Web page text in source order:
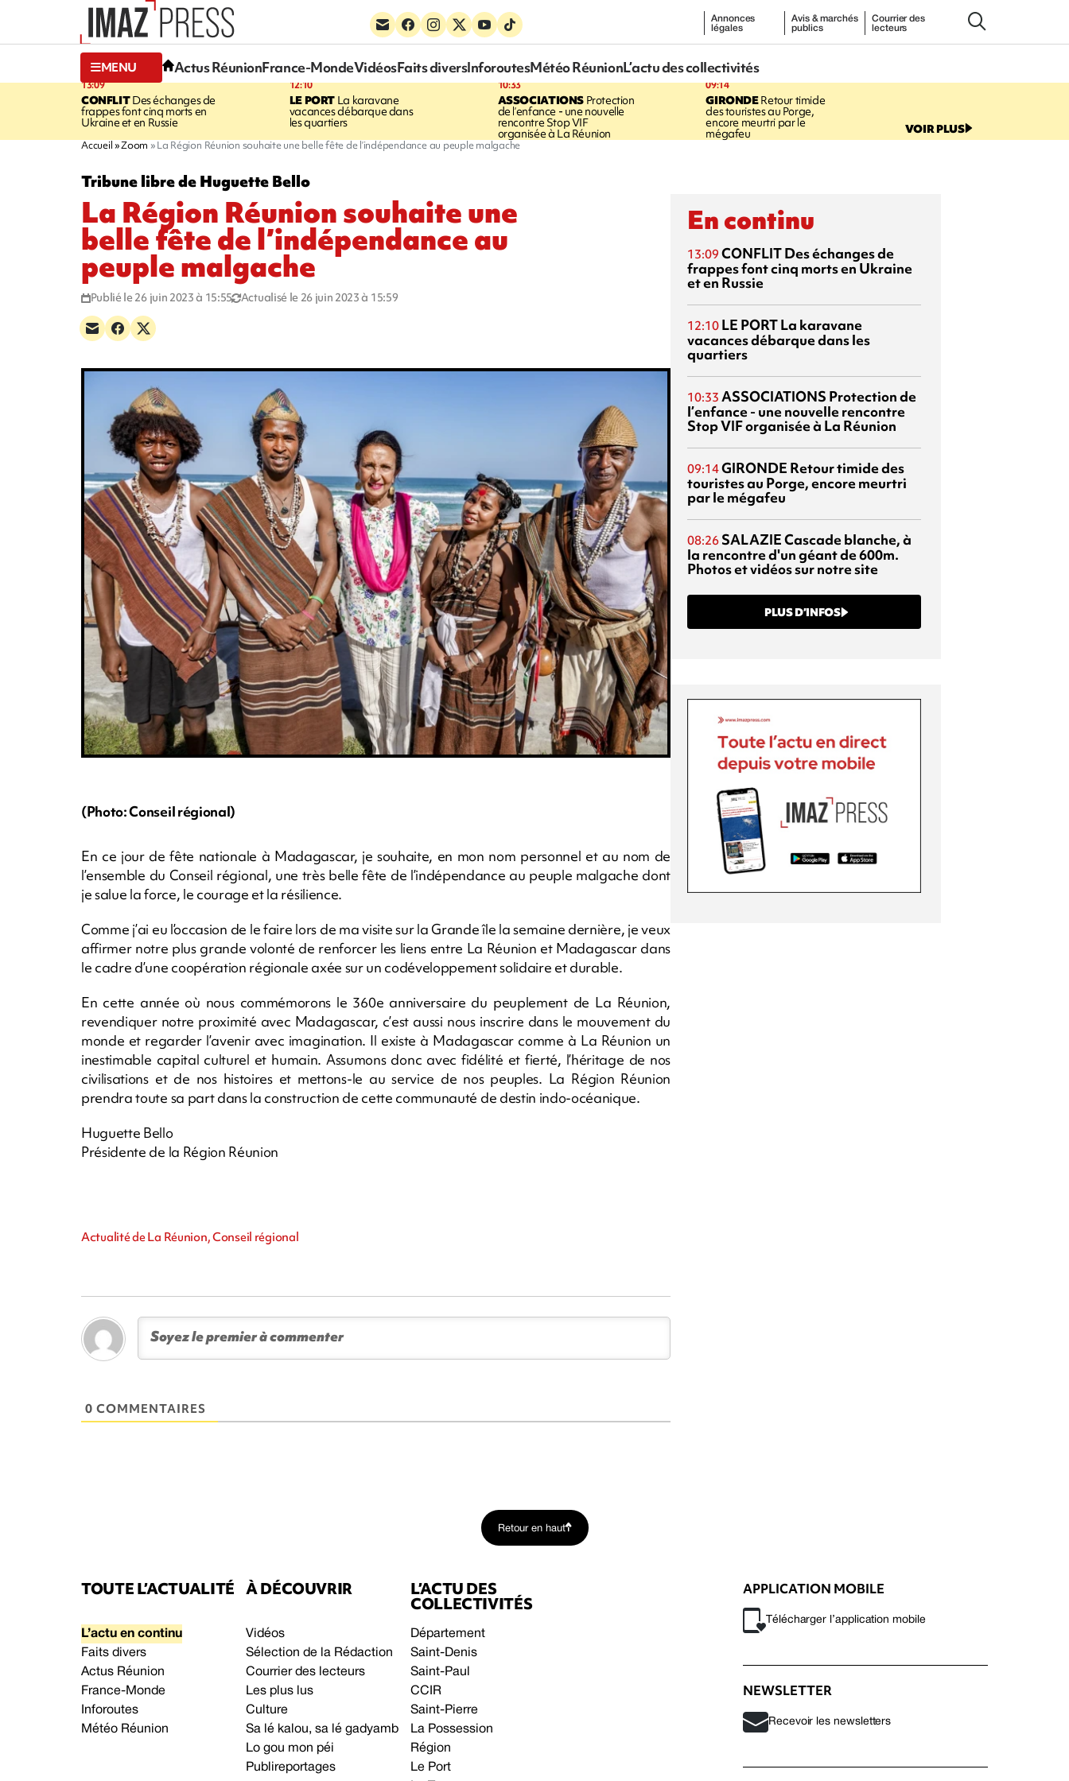
Annonces
légales
Avis & marchés
publics
Courrier des
lecteurs
MENU Actus RéunionFrance-MondeVidéosFaits diversInforoutesMétéo RéunionL’actu des collectivités
13:09
CONFLITDes échanges de
frappes font cinq morts en
Ukraine et en Russie
12:10
LE PORT La karavane
vacances débarque dans
les quartiers
10:33
ASSOCIATIONSProtection
de l’enfance - une nouvelle
rencontre Stop VIF
organisée à La Réunion
09:14
GIRONDERetour timide
des touristes au Porge,
encore meurtri par le
mégafeu VOIR PLUS
Accueil Zoom La Région Réunion souhaite une belle fête de l’indépendance au peuple malgache
Tribune libre de Huguette Bello
La Région Réunion souhaite une
belle fête de l’indépendance au
peuple malgache
Publié le 26 juin 2023 à 15:55 Actualisé le 26 juin 2023 à 15:59
(Photo: Conseil régional)
En ce jour de fête nationale à Madagascar, je souhaite, en mon nom personnel et au nom de
l’ensemble du Conseil régional, une très belle fête de l’indépendance au peuple malgache dont
je salue la force, le courage et la résilience.
Comme j’ai eu l’occasion de le faire lors de ma visite sur la Grande île la semaine dernière, je veux
affirmer notre plus grande volonté de renforcer les liens entre La Réunion et Madagascar dans
le cadre d’une coopération régionale axée sur un codéveloppement solidaire et durable.
En cette année où nous commémorons le 360e anniversaire du peuplement de La Réunion,
revendiquer notre proximité avec Madagascar, c’est aussi nous inscrire dans le mouvement du
monde et regarder l’avenir avec imagination. Il existe à Madagascar comme à La Réunion un
inestimable capital culturel et humain. Assumons donc avec fidélité et fierté, l’héritage de nos
civilisations et de nos histoires et mettons-le au service de nos peuples. La Région Réunion
prendra toute sa part dans la construction de cette communauté de destin indo-océanique.
Huguette Bello
Présidente de la Région Réunion
Actualité de La Réunion, Conseil régional
0 COMMENTAIRES
En continu
13:09 CONFLITDes échanges de
frappes font cinq morts en Ukraine
et en Russie
12:10 LE PORTLa karavane
vacances débarque dans les
quartiers
10:33 ASSOCIATIONS Protection de
l’enfance - une nouvelle rencontre
Stop VIF organisée à La Réunion
09:14GIRONDE Retour timide des
touristes au Porge, encore meurtri
par le mégafeu
08:26 SALAZIECascade blanche, à
la rencontre d'un géant de 600m.
Photos et vidéos sur notre site
PLUS D’INFOS
Retour en haut
TOUTE L’ACTUALITÉ
L’actu en continu
Faits divers
Actus Réunion
France-Monde
Inforoutes
Météo Réunion
À DÉCOUVRIR
Vidéos
Sélection de la Rédaction
Courrier des lecteurs
Les plus lus
Culture
Sa lé kalou, sa lé gadyamb
Lo gou mon péi
Publireportages
L’ACTU DES
COLLECTIVITÉS
Département
Saint-Denis
Saint-Paul
CCIR
Saint-Pierre
La Possession
Région
Le Port
APPLICATION MOBILE
Télécharger l’application mobile
NEWSLETTER
Recevoir les newsletters